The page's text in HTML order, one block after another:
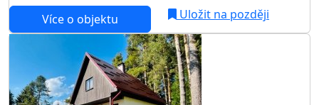
Více o objektu Uložit na později